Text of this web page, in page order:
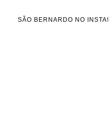
SÃO BERNARDO NO INSTA!